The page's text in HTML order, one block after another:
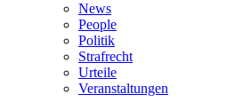
News
People
Politik
Strafrecht
Urteile
Veranstaltungen